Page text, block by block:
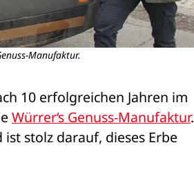
Manufaktur.
10 erfolgreichen Jahren im
Würrer‘s Genuss-Manufaktur.
stolz darauf, dieses Erbe